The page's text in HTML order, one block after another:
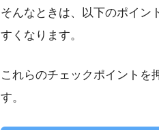
そんなときは、以下のポイン
すくなります。
これらのチェックポイントを
す。